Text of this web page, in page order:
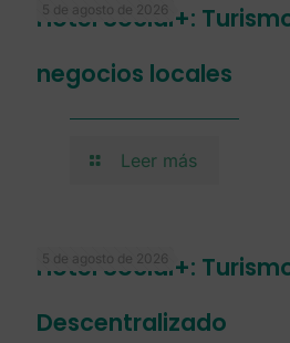
5 de agosto de 2026
Hotel Social+:
negocios locales
Leer más
5 de agosto de 2026
Hotel Social+:
Descentralizado